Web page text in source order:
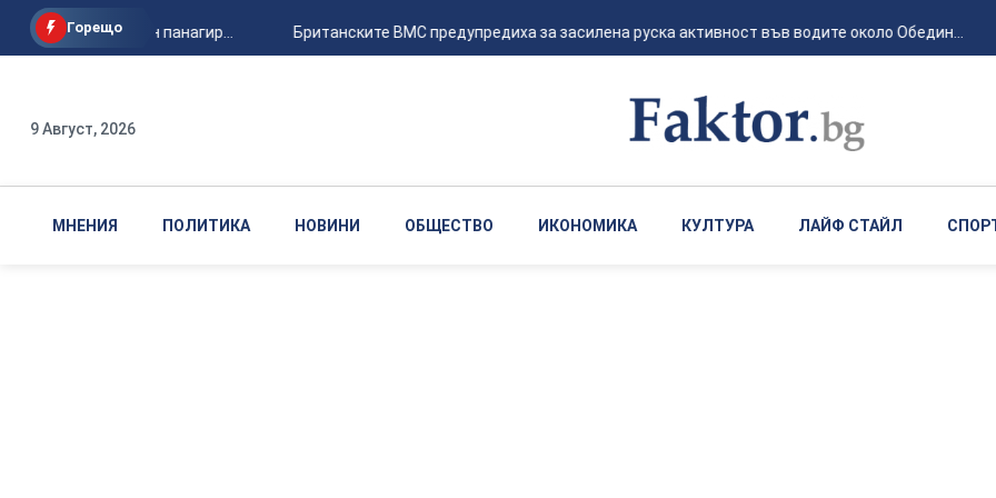
Горещо
Държавен панагир... Британските ВМС предупредиха за засилена руска активност във водите около Обедин...
9 Август, 2026
МНЕНИЯ ПОЛИТИКА НОВИНИ ОБЩЕСТВО ИКОНОМИКА КУЛТУРА ЛАЙФ СТАЙЛ